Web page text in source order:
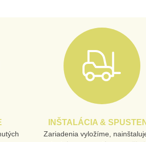
INŠTALÁCIA &
Zariadenia vyložíme,